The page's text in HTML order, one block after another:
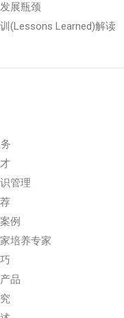
展瓶颈
(Lessons Learned)解读
管理
例
培养专家
品